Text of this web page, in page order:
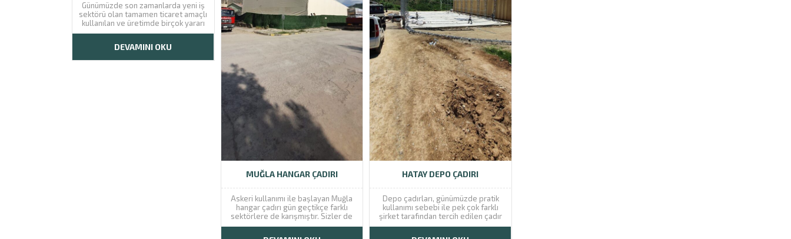
Günümüzde son zamanlarda yeni iş
sektörü olan tamamen ticaret amaçlı
kullanılan ve üretimde birçok yararı
olan solucan gübreleri
biraz zahmetli ve zaman gerektiren
bir iş sektörü olmaktadır. Giresun
DEVAMINI OKU
MUĞLA HANGAR ÇADIRI
Askeri kullanımı ile başlayan Muğla
hangar çadırı gün geçtikçe farklı
sektörlere de karışmıştır. Sizler de
gerekli gördüğünüz işleriniz için
HATAY DEPO ÇADIRI
Depo çadırları, günümüzde pratik
kullanımı sebebi ile pek çok farklı
şirket tarafından tercih edilen çadır
türüdür. Depo çadırları, genellikle